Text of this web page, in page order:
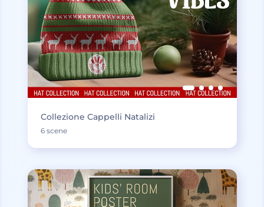
Collezione Cappelli Natalizi
6 scene